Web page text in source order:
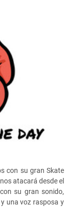
con su gran Skate
atacará desde el
su gran sonido,
una voz rasposa y